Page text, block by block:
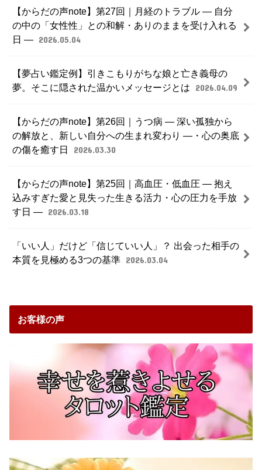
【からだの声note】第27回｜月経のトラブル ― 自分
の中の「女性性」との和解・ありのままを受け入れる
日 ― 2026.05.04
【夢占い鑑定例】引きこもりがちな娘と亡き義母の
夢。そこに隠された温かいメッセージとは
2026.04.09
【からだの声note】第26回｜うつ病 ― 深い孤独から
の解放と、新しい自分への生まれ変わり ―・心の奥底
の傷を癒す日
2026.03.30
【からだの声note】第25回｜高血圧・低血圧 ― 抱え
込みすぎた愛と見失った生きる活力・心の圧力を手放
す日 ― 2026.03.18
「いい人」だけど「信じていい人」？ 出会った相手の
本質を見極める3つの基準 2026.03.04
お客様の声